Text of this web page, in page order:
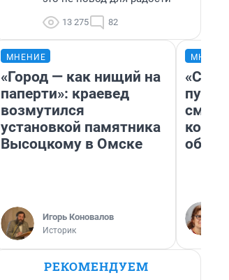
13 275 82
МНЕНИЕ
«Город — как нищий на
паперти»: краевед
возмутился
установкой памятника
Высоцкому в Омске
Игорь Коновалов
Историк
РЕКОМЕНДУЕМ